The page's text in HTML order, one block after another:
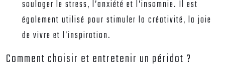
soulager le stress, l’anxiété et l’insomnie. Il est
également utilisé pour stimuler la créativité, la joie
de vivre et l’inspiration.
Comment choisir et entretenir un péridot ?